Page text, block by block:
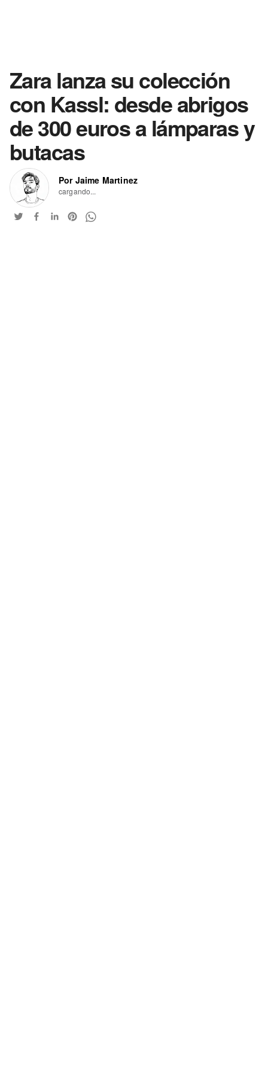
Zara lanza su colección
con Kassl: desde abrigos
de 300 euros a lámparas y
butacas
Por Jaime Martinez
cargando...